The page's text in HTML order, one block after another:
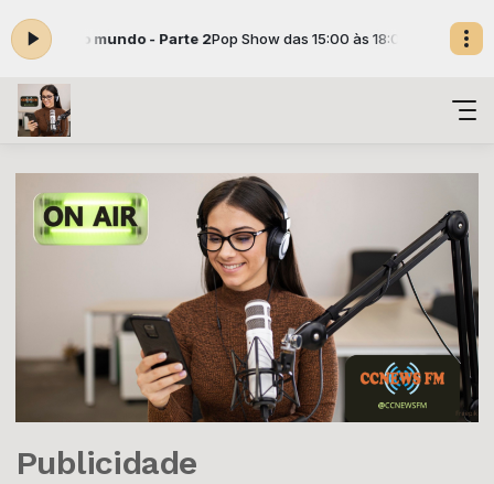
pelo mundo - Parte 2Pop Show das 15:00 às 18:00 -Tocando
Publicidade